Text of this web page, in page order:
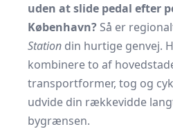
uden at slide pedal efter
København? Så er
Station din hurtige genvej.
kombinere to af
transportformer, tog og
udvide din rækkevidde
bygrænsen.